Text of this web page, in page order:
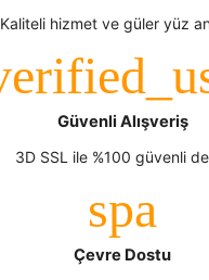
Kaliteli hizmet ve güler yüz
Güvenli Alışveriş
3D SSL ile %100 güvenli
Çevre Dostu